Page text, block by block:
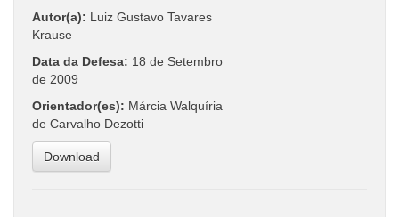
Autor(a): Luiz Gustavo Tavares
Krause
Data da Defesa: 18 de Setembro
de 2009
Orientador(es): Márcia Walquíria
de Carvalho Dezotti
Download